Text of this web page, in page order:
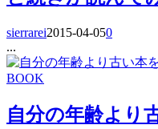
sierrarei2015-04-050
...
BOOK
自分の年齢より